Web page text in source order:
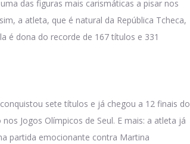
das figuras mais carismáticas a pisar nos
a atleta, que é natural da República Tcheca,
é dona do recorde de 167 títulos e 331
sete títulos e já chegou a 12 finais do
Jogos Olímpicos de Seul. E mais: a atleta já
partida emocionante contra Martina